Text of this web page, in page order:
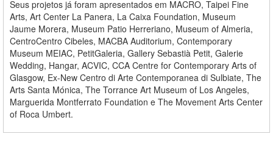
Seus projetos já foram apresentados em MACRO, Taipei Fine
Arts, Art Center La Panera, La Caixa Foundation, Museum
Jaume Morera, Museum Patio Herreriano, Museum of Almeria,
CentroCentro Cibeles, MACBA Auditorium, Contemporary
Museum MEIAC, PetitGaleria, Gallery Sebastià Petit, Galerie
Wedding, Hangar, ACVIC, CCA Centre for Contemporary Arts of
Glasgow, Ex-New Centro di Arte Contemporanea di Sulbiate, The
Arts Santa Mónica, The Torrance Art Museum of Los Angeles,
Marguerida Montferrato Foundation e The Movement Arts Center
of Roca Umbert.